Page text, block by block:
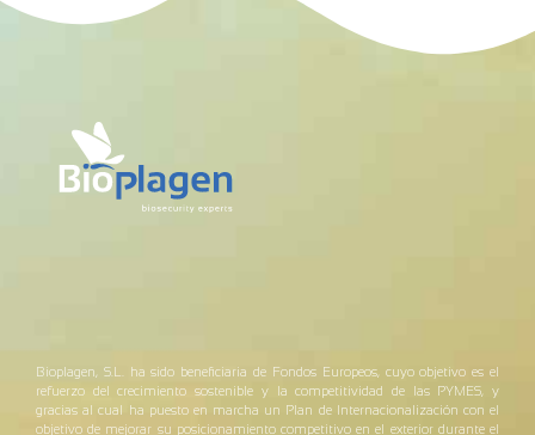
Bioplagen, S.L. ha sido beneficiaria de Fondos Europeos, cuyo objetivo es el
refuerzo del crecimiento sostenible y la competitividad de las PYMES, y
gracias al cual ha puesto en marcha un Plan de Internacionalización con el
objetivo de mejorar su posicionamiento competitivo en el exterior durante el